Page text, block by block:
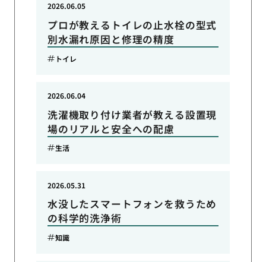
プロが教えるトイレの止水栓の型式
別水漏れ原因と修理の精度
2026.06.05
トイレ
洗濯機取り付け業者が教える設置現
場のリアルと安全への配慮
2026.06.04
生活
水没したスマートフォンを救うため
の科学的洗浄術
2026.05.31
知識